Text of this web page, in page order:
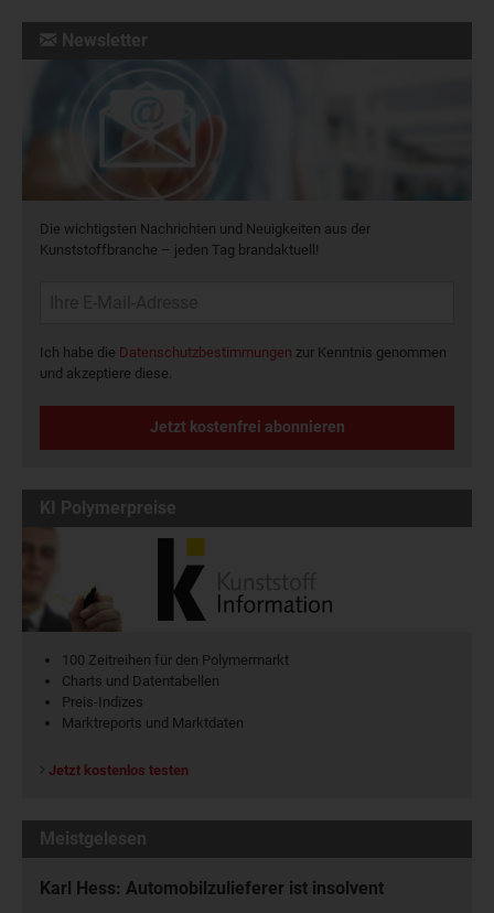
Newsletter
Die wichtigsten Nachrichten und Neuigkeiten aus der
Kunststoffbranche – jeden Tag brandaktuell!
Ich habe die Datenschutzbestimmungen zur Kenntnis genommen
und akzeptiere diese.
Jetzt kostenfrei abonnieren
KI Polymerpreise
100 Zeitreihen für den Polymermarkt
Charts und Datentabellen
Preis-Indizes
Marktreports und Marktdaten
Jetzt kostenlos testen
Meistgelesen
Karl Hess: Automobilzulieferer ist insolvent